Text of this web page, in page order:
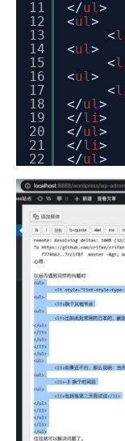
11
12
13
14
15
16
17
18
19
20
21
22
</ul>
<ul>
<
<ul>
<
<ul>
<
</ul>
</li>
</ul>
</li>
</ul>